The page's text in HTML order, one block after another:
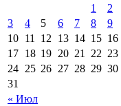
« Июл
1
2
3
4 5 6 7 8
9
10 11 12 13 14 15 16
17 18 19 20 21 22 23
24 25 26 27 28 29 30
31